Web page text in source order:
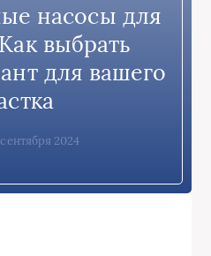
насосы для
выбрать
для вашего
сентября 2024